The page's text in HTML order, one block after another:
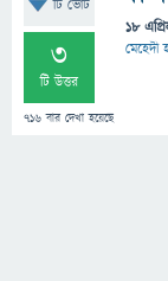
টি ভোট
3
টি উত্তর
716 বার দেখা হয়েছে
18
মেহেদী